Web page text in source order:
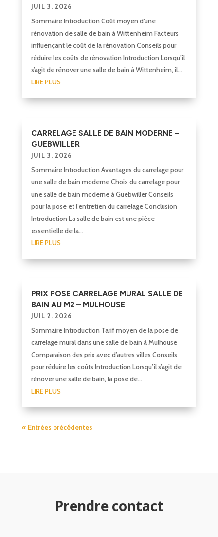
JUIL 3, 2026
Sommaire Introduction Coût moyen d’une
rénovation de salle de bain à Wittenheim Facteurs
influençant le coût de la rénovation Conseils pour
réduire les coûts de rénovation Introduction Lorsqu’il
s’agit de rénover une salle de bain à Wittenheim, il...
LIRE PLUS
CARRELAGE SALLE DE BAIN MODERNE –
GUEBWILLER
JUIL 3, 2026
Sommaire Introduction Avantages du carrelage pour
une salle de bain moderne Choix du carrelage pour
une salle de bain moderne à Guebwiller Conseils
pour la pose et l’entretien du carrelage Conclusion
Introduction La salle de bain est une pièce
essentielle de la...
LIRE PLUS
PRIX POSE CARRELAGE MURAL SALLE DE
BAIN AU M2 – MULHOUSE
JUIL 2, 2026
Sommaire Introduction Tarif moyen de la pose de
carrelage mural dans une salle de bain à Mulhouse
Comparaison des prix avec d’autres villes Conseils
pour réduire les coûts Introduction Lorsqu’il s’agit de
rénover une salle de bain, la pose de...
LIRE PLUS
« Entrées précédentes
Prendre contact